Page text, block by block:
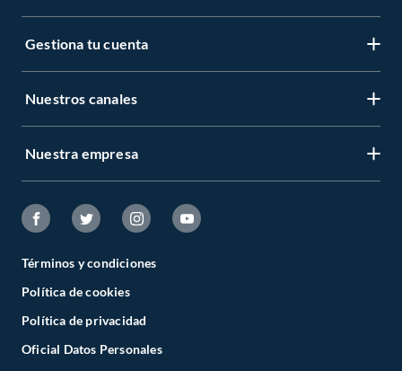
Gestiona tu cuenta
Nuestros canales
Nuestra empresa
Términos y condiciones
Política de cookies
Política de privacidad
Oficial Datos Personales